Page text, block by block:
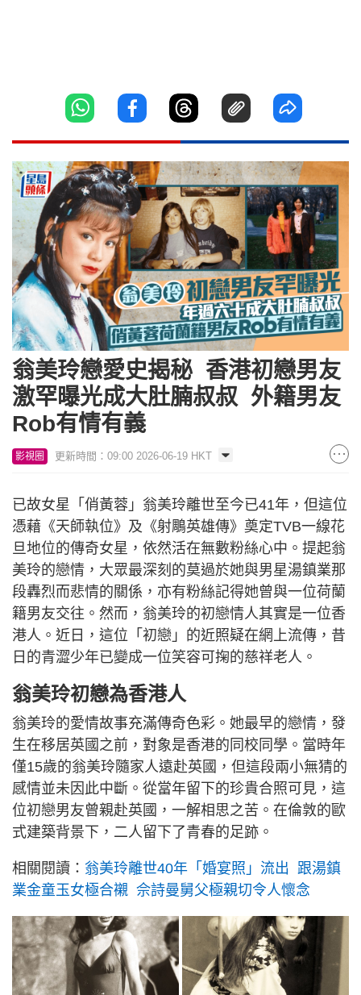
翁美玲戀愛史揭秘 香港初戀男友
激罕曝光成大肚腩叔叔 外籍男友
Rob有情有義
影視圈 更新時間：09:00 2026-06-19 HKT
已故女星「俏黃蓉」翁美玲離世至今已41年，但這位
憑藉《天師執位》及《射鵰英雄傳》奠定TVB一線花
旦地位的傳奇女星，依然活在無數粉絲心中。提起翁
美玲的戀情，大眾最深刻的莫過於她與男星湯鎮業那
段轟烈而悲情的關係，亦有粉絲記得她曾與一位荷蘭
籍男友交往。然而，翁美玲的初戀情人其實是一位香
港人。近日，這位「初戀」的近照疑在網上流傳，昔
日的青澀少年已變成一位笑容可掬的慈祥老人。
翁美玲初戀為香港人
翁美玲的愛情故事充滿傳奇色彩。她最早的戀情，發
生在移居英國之前，對象是香港的同校同學。當時年
僅15歲的翁美玲隨家人遠赴英國，但這段兩小無猜的
感情並未因此中斷。從當年留下的珍貴合照可見，這
位初戀男友曾親赴英國，一解相思之苦。在倫敦的歐
式建築背景下，二人留下了青春的足跡。
相關閱讀： 翁美玲離世40年「婚宴照」流出 跟湯鎮
業金童玉女極合襯 佘詩曼舅父極親切令人懷念